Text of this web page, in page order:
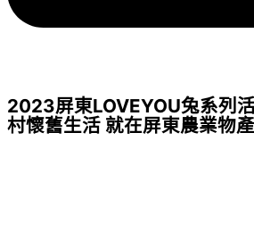
2023屏東LOVEYOU兔系列
村懷舊生活 就在屏東農業物